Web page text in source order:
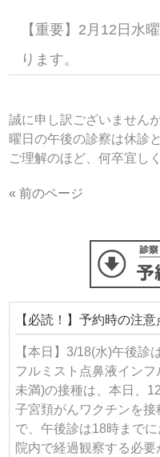
【重要】2月12日水
ります。
誠に申し訳ございません
曜日の午後の診察は休診
ご理解のほど、何卒宜し
« 前のページ
【必読！】予約時の注意
【本日】3/18(水)午後診
フルミスト点鼻液イン
未満)の接種は、本日、
子宮頚がんワクチンを
で、午後診は18時まで
院内で経過観察する必